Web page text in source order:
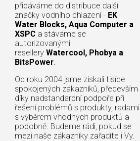
přidáváme do distribuce další
značky vodního chlazení - EK
Water Blocks, Aqua Computer a
XSPC a stáváme se
autorizovanými
resellery Watercool, Phobya a
BitsPower.
Od roku 2004 jsme získali tisíce
spokojených zákazníků, především
díky nadstandardní podpoře při
řešení problémů s produkty, radami
s výběrem vhodných produktů a
podobně. Budeme rádi, pokud se
mezi naše zákazníky zařadíte i Vy.